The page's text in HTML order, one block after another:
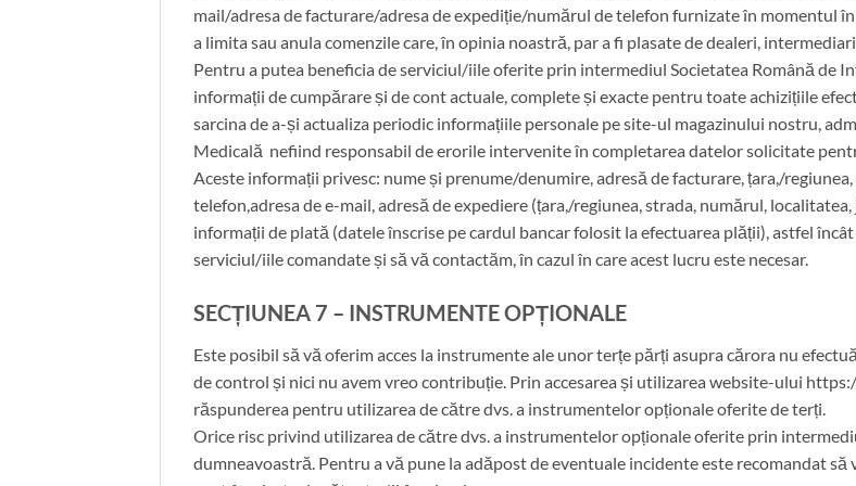
mail/adresa de facturare/adresa de expediție/numărul de telefon furnizate în momentul
a limita sau anula comenzile care, în opinia noastră, par a fi plasate de dealeri,
Pentru a putea beneficia de serviciul/iile oferite prin intermediul Societatea Română de
informații de cumpărare și de cont actuale, complete și exacte pentru toate achizițiile
sarcina de a-și actualiza periodic informațiile personale pe site-ul magazinului nostru,
Medicală nefiind responsabil de erorile intervenite în completarea datelor solicitate
Aceste informații privesc: nume și prenume/denumire, adresă de facturare, țara,/
telefon,adresa de e-mail, adresă de expediere (țara,/regiunea, strada, numărul,
informații de plată (datele înscrise pe cardul bancar folosit la efectuarea plății), astfel
serviciul/iile comandate și să vă contactăm, în cazul în care acest lucru este necesar.
SECȚIUNEA 7 – INSTRUMENTE OPȚIONALE
Este posibil să vă oferim acces la instrumente ale unor terțe părți asupra cărora nu
de control și nici nu avem vreo contribuție. Prin accesarea și utilizarea website-ului
răspunderea pentru utilizarea de către dvs. a instrumentelor opționale oferite de terți.
Orice risc privind utilizarea de către dvs. a instrumentelor opționale oferite prin
dumneavoastră. Pentru a vă pune la adăpost de eventuale incidente este recomandat